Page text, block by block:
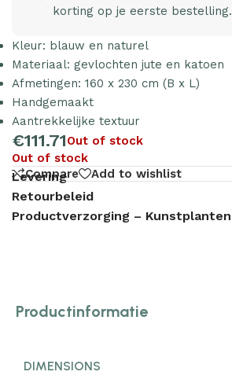
korting op je eerste bestelling.
Kleur: blauw en naturel
Materiaal: gevlochten jute en katoen
Afmetingen: 160 x 230 cm (B x L)
Handgemaakt
Aantrekkelijke textuur
€111.71Out of stock
Out of stock
Compare
Add to wishlist
Levering
Retourbeleid
Productverzorging – Kunstplanten
Productinformatie
DIMENSIONS